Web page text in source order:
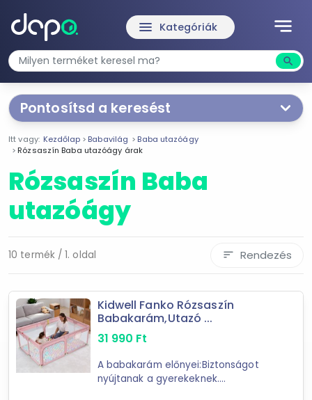
notes
menu Kategóriák
search
Pontosítsd a keresést
Segítünk a keresésben!
Válaszd ki a jellemzőket Te magad!
Termékjellemzők
22 490 Ft
Szűrés
Itt vagy: Kezdőlap Babavilág
Baba utazóágy
Rózsaszín Baba utazóágy árak
Rózsaszín Baba
utazóágy
10 termék / 1. oldal sort Rendezés
Kidwell Fanko Rózsaszín
Babakarám,Utazó ...
31 990 Ft
A babakarám előnyei:Biztonságot
nyújtanak a gyerekeknek.